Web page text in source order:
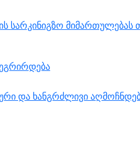
მიმართულებას
და ხანგრძლივი